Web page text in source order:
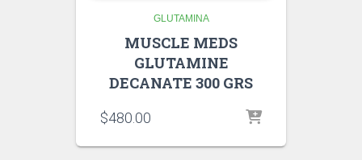
GLUTAMINA
MUSCLE MEDS
GLUTAMINE
DECANATE 300 GRS
$480.00